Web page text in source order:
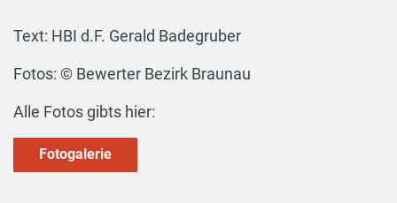
Text: HBI d.F. Gerald Badegruber
Fotos: © Bewerter Bezirk Braunau
Alle Fotos gibts hier:
Fotogalerie